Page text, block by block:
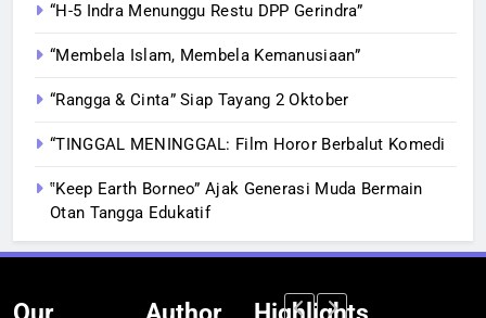
“H-5 Indra Menunggu Restu DPP Gerindra”
“Membela Islam, Membela Kemanusiaan”
“Rangga & Cinta” Siap Tayang 2 Oktober
“TINGGAL MENINGGAL: Film Horor Berbalut Komedi
‟Keep Earth Borneo” Ajak Generasi Muda Bermain
Otan Tangga Edukatif